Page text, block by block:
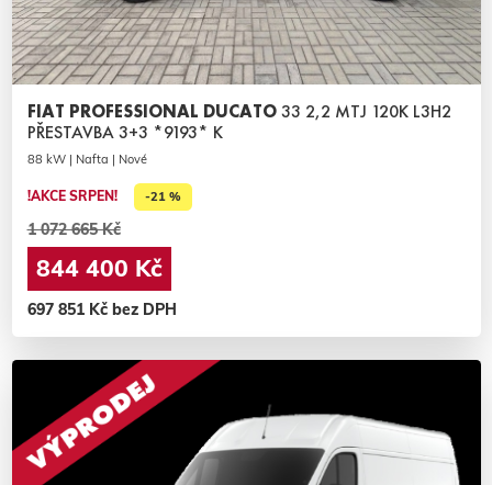
FIAT PROFESSIONAL DUCATO33 2,2 MTJ 120K L3H2
PŘESTAVBA 3+3 *9193* K
88 kW | Nafta | Nové
!AKCE SRPEN! -21 %
1 072 665 Kč
844 400 Kč
697 851 Kč bez DPH